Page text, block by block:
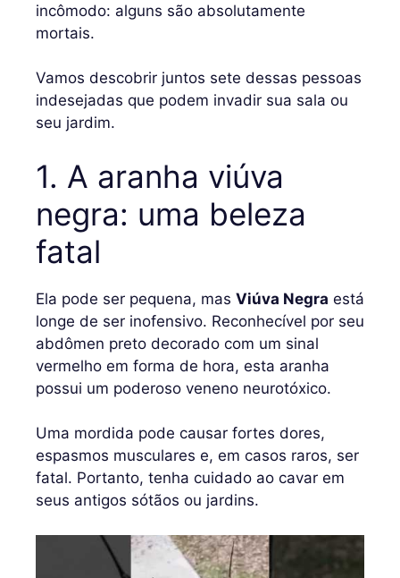
incômodo: alguns são absolutamente
mortais.
Vamos descobrir juntos sete dessas pessoas
indesejadas que podem invadir sua sala ou
seu jardim.
1. A aranha viúva
negra: uma beleza
fatal
Ela pode ser pequena, mas Viúva Negra está
longe de ser inofensivo. Reconhecível por seu
abdômen preto decorado com um sinal
vermelho em forma de hora, esta aranha
possui um poderoso veneno neurotóxico.
Uma mordida pode causar fortes dores,
espasmos musculares e, em casos raros, ser
fatal. Portanto, tenha cuidado ao cavar em
seus antigos sótãos ou jardins.